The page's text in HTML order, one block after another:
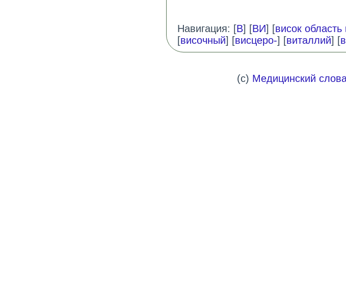
Навигация: [В] [ВИ] [висок область
[височный] [висцеро-] [виталлий] [
(c) Медицинский